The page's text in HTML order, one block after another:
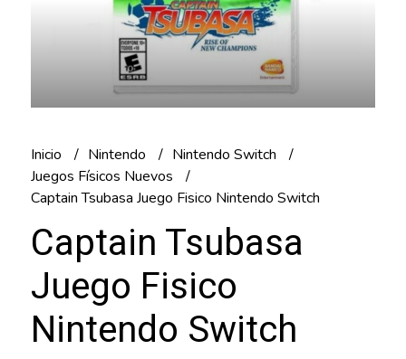
Inicio Nintendo
Nintendo Switch
Juegos Físicos Nuevos
Captain Tsubasa Juego Fisico Nintendo Switch
Captain Tsubasa
Juego Fisico
Nintendo Switch